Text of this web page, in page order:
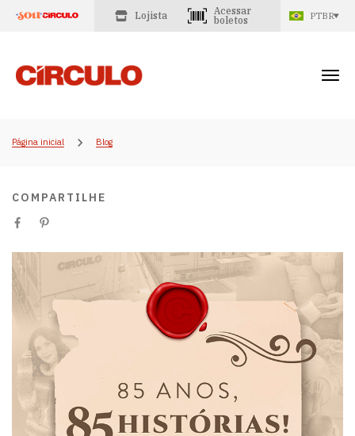
Lojista
Acessar
boletos
PTBR
Página inicial Blog
COMPARTILHE